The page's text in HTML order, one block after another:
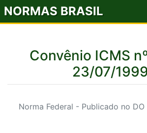
NORMAS BRASIL
Convênio ICMS
23/07/
Norma Federal - Publicado no